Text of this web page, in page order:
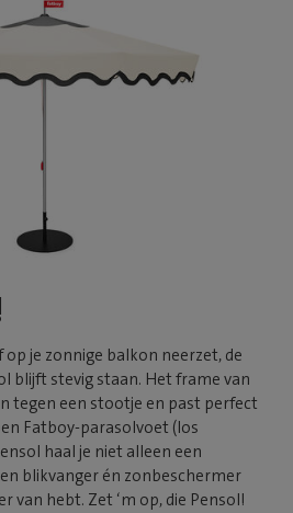
op je zonnige balkon neerzet, de
blijft stevig staan. Het frame van
tegen een stootje en past perfect
Fatboy-parasolvoet (los
haal je niet alleen een
blikvanger én zonbeschermer
van hebt. Zet ‘m op, die Pensol!